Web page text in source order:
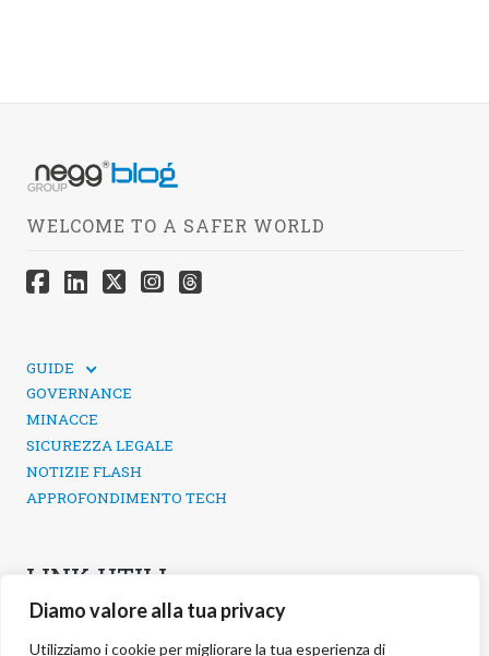
Diamo valore alla tua privacy
Utilizziamo i cookie per migliorare la tua esperienza di
WELCOME TO A SAFER WORLD
GUIDE
SICUREZZA DEI SOCIAL MEDIA
GOVERNANCE
MINACCE
SICUREZZA LEGALE
NOTIZIE FLASH
APPROFONDIMENTO TECH
LINK UTILI
CONTATTI
INFORMATIVA SULLA PRIVACY